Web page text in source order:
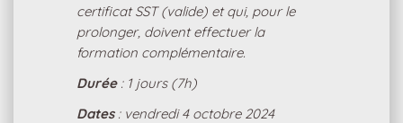
certificat SST (valide) et qui, pour le
prolonger, doivent effectuer la
formation complémentaire.
Durée: 1 jours (7h)
Dates: vendredi 4 octobre 2024